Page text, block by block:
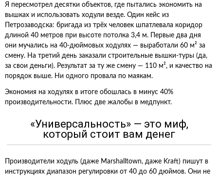
Я пересмотрел десятки объектов, где пытались экономить на
вышках и использовать ходули везде. Один кейс из
Петрозаводска: бригада из трёх человек шпатлевала коридор
длиной 40 метров при высоте потолка 3,4 м. Первые два дня
они мучались на 40-дюймовых ходулях — выработали 60 м² за
смену. На третий день заказали строительные вышки-туры (да,
за свои деньги). Результат за ту же смену — 110 м², и качество на
порядок выше. Ни одного провала по маякам.
Экономия на ходулях в итоге обошлась в минус 40%
производительности. Плюс две жалобы в медпункт.
«Универсальность» — это миф,
который стоит вам денег
Производители ходуль (даже Marshalltown, даже Kraft) пишут в
инструкциях диапазон регулировки от 40 до 60 дюймов. Они не